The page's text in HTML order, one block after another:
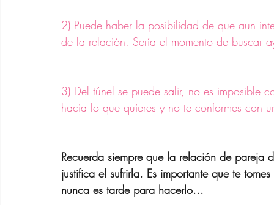
2) Puede haber la posibilidad de que aun
de la relación. Sería el momento de buscar
3) Del túnel se puede salir, no es imposible
hacia lo que quieres y no te conformes con
Recuerda siempre que la relación de
justifica el sufrirla. Es importante que te
nunca es tarde para hacerlo...